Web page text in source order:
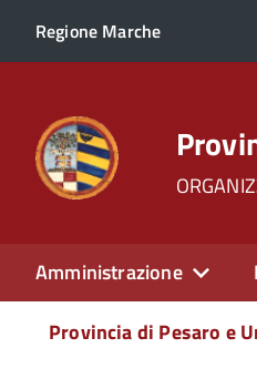
Regione Marche
Amministrazione
MenuProvincia di Pesaro e